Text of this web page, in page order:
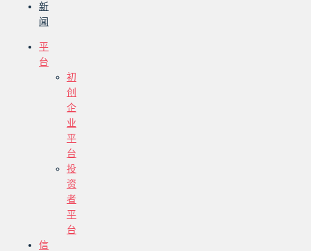
新
闻
平
台
初
创
企
业
平
台
投
资
者
平
台
信